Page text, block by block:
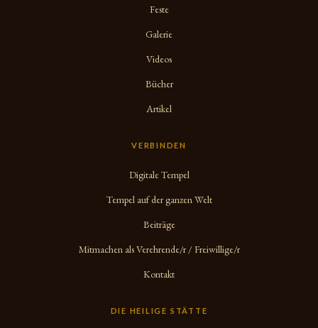
Feste
Galerie
Videos
Bücher
Artikel
VERBINDEN
Digitale Tempel
Tempel auf der ganzen Welt
Beiträge
Mitmachen als Verehrende/r / Freiwillige/r
Kontakt
DIE HEILIGE STÄTTE